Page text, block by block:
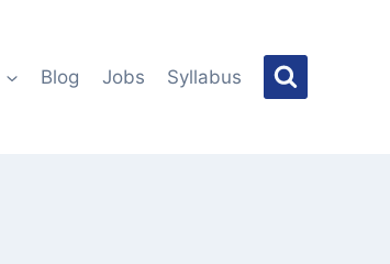
Blog Jobs Syllabus